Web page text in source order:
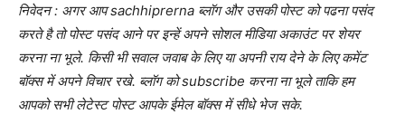
निवेदन : अगर आप sachhiprerna ब्लॉग और उसकी पोस्ट को पढना पसंद
करते है तो पोस्ट पसंद आने पर इन्हें अपने सोशल मीडिया अकाउंट पर शेयर
करना ना भूले. किसी भी सवाल जवाब के लिए या अपनी राय देने के लिए कमेंट
बॉक्स में अपने विचार रखे. ब्लॉग को subscribe करना ना भूले ताकि हम
आपको सभी लेटेस्ट पोस्ट आपके ईमेल बॉक्स में सीधे भेज सके.